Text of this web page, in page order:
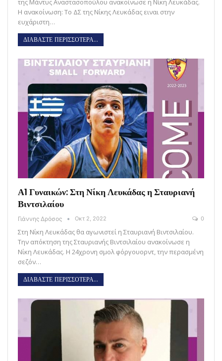
της Μάντυς Αναστασοπούλου ανακοίνωσε η Νίκη Λευκάδας.
Η ανακοίνωση: Το ΔΣ της Νίκης Λευκάδας ειναι στην
ευχάριστη…
ΔΙΑΒΑΣΤΕ ΠΕΡΙΣΣΟΤΕΡΑ...
Α1 Γυναικών: Στη Νίκη Λευκάδας η Σταυριανή
Βιντσιλαίου
Γιάννης Δρόσος Οκτ 2, 2022 0
Στη Νίκη Λευκάδας θα αγωνιστεί η Σταυριανή Βιντσιλαίου.
Την απόκτηση της Σταυριανής Βιντσιλαίου ανακοίνωσε η
Νίκη Λευκάδας. Η 24χρονη σμολ φόργουορντ, την περασμένη
σεζόν…
ΔΙΑΒΑΣΤΕ ΠΕΡΙΣΣΟΤΕΡΑ...